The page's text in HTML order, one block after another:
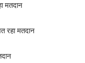
मतदान
रहा मतदान